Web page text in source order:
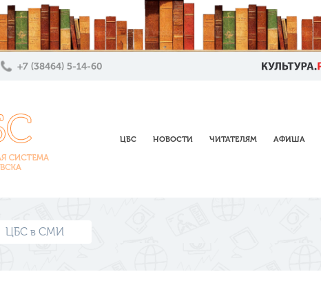
+7 (38464) 5-14-60
ЦБС НОВОСТИ ЧИТАТЕЛЯМ АФИША
ЦБС в СМИ